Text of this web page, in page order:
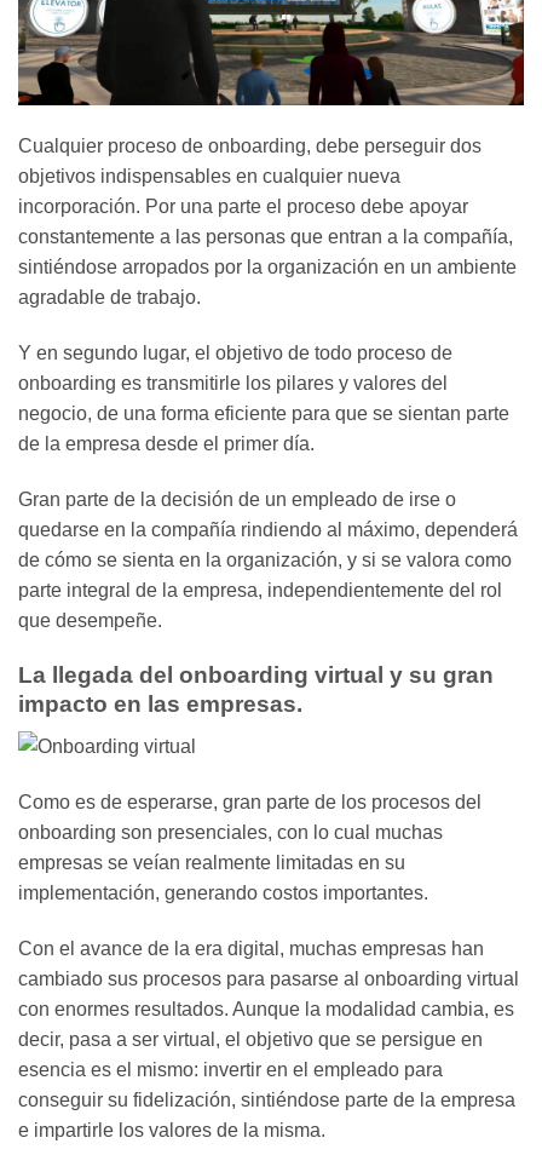
Cualquier proceso de onboarding, debe perseguir dos
objetivos indispensables en cualquier nueva
incorporación. Por una parte el proceso debe apoyar
constantemente a las personas que entran a la compañía,
sintiéndose arropados por la organización en un ambiente
agradable de trabajo.
Y en segundo lugar, el objetivo de todo proceso de
onboarding es transmitirle los pilares y valores del
negocio, de una forma eficiente para que se sientan parte
de la empresa desde el primer día.
Gran parte de la decisión de un empleado de irse o
quedarse en la compañía rindiendo al máximo, dependerá
de cómo se sienta en la organización, y si se valora como
parte integral de la empresa, independientemente del rol
que desempeñe.
La llegada del onboarding virtual y su gran
impacto en las empresas.
Como es de esperarse, gran parte de los procesos del
onboarding son presenciales, con lo cual muchas
empresas se veían realmente limitadas en su
implementación, generando costos importantes.
Con el avance de la era digital, muchas empresas han
cambiado sus procesos para pasarse al onboarding virtual
con enormes resultados. Aunque la modalidad cambia, es
decir, pasa a ser virtual, el objetivo que se persigue en
esencia es el mismo: invertir en el empleado para
conseguir su fidelización, sintiéndose parte de la empresa
e impartirle los valores de la misma.